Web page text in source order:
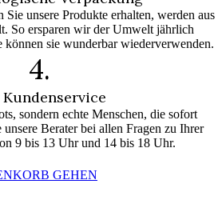
unsere Produkte erhalten, werden aus
So ersparen wir der Umwelt jährlich
sie wunderbar wiederverwenden.
4.
sondern echte Menschen, die sofort
Berater bei allen Fragen zu Ihrer
9 bis 13 Uhr und 14 bis 18 Uhr.
GEHEN